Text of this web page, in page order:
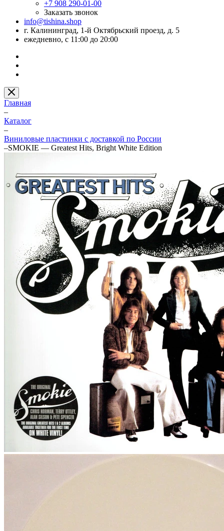
+7 908 290-01-00
Заказать звонок
info@tishina.shop
г. Калининград, 1-й Октябрьский проезд, д. 5
ежедневно, с 11:00 до 20:00
Главная
–
Каталог
–
Виниловые пластинки с доставкой по России
–SMOKIE — Greatest Hits, Bright White Edition